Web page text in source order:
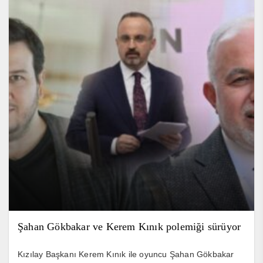
Şahan Gökbakar ve Kerem Kınık polemiği sürüyor
Kızılay Başkanı Kerem Kınık ile oyuncu Şahan Gökbakar